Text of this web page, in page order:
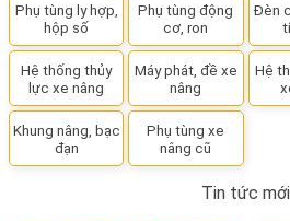
Phụ tùng ly hợp,
hộp số
Phụ tùng động
cơ, ron
Đèn
Hệ thống thủy
lực xe nâng
Máy phát, đề xe
nâng
Hệ
Khung nâng, bạc
đạn
Phụ tùng xe
nâng cũ
Tin tức mới